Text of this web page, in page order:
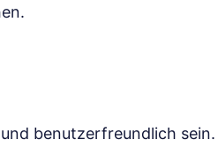
benutzerfreundlich sein.